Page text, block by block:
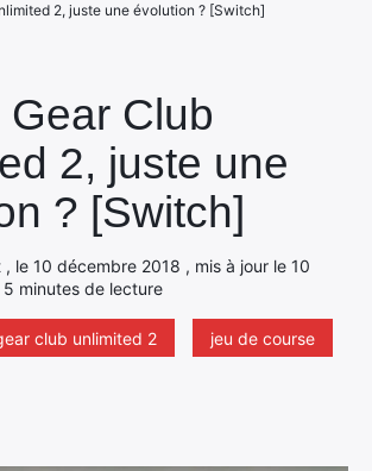
Club
2, juste une
? [Switch]
le 10 décembre 2018 , mis à jour le 10
minutes de lecture
club unlimited 2
jeu de course
2, juste une évolution ? [Switch]